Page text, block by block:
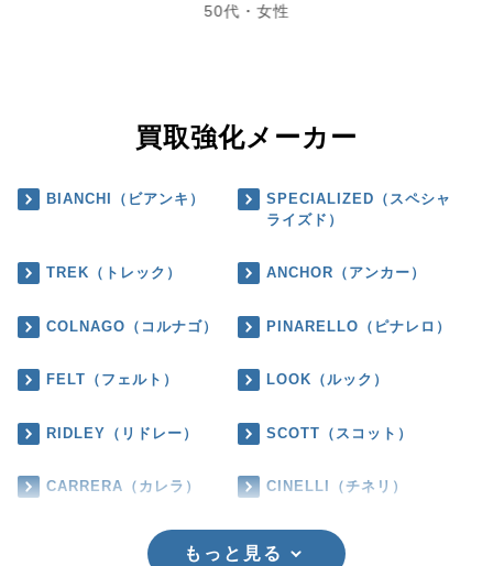
50代・女性
買取強化メーカー
BIANCHI（ビアンキ）
SPECIALIZED（スペシャ
ライズド）
TREK（トレック） ANCHOR（アンカー）
COLNAGO（コルナゴ） PINARELLO（ピナレロ）
FELT（フェルト） LOOK（ルック）
RIDLEY（リドレー） SCOTT（スコット）
CARRERA（カレラ） CINELLI（チネリ）
もっと見る